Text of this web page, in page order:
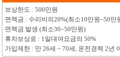
보상한도 : 500만원
면책금 : 수리비의20%(최소10만원~50만
면책금 발생 (최소30~50만원)
휴차보상료 : 1일대여요금의 50%
가입제한 : 만 26세 ~ 70세, 운전경력 2년